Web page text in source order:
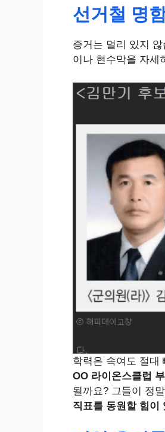
선거철 명
증거는 멀리 있지
이나 현수막을 자세
학력은 속여도 절대
OO 라이온스클럽
될까요? 그들이 정
직표를 동원할 힘이